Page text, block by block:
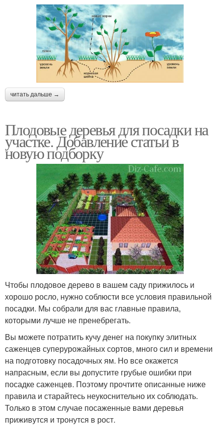
читать дальше →
Плодовые деревья для посадки на
участке. Добавление статьи в
новую подборку
Чтобы плодовое дерево в вашем саду прижилось и
хорошо росло, нужно соблюсти все условия правильной
посадки. Мы собрали для вас главные правила,
которыми лучше не пренебрегать.
Вы можете потратить кучу денег на покупку элитных
саженцев суперурожайных сортов, много сил и времени
на подготовку посадочных ям. Но все окажется
напрасным, если вы допустите грубые ошибки при
посадке саженцев. Поэтому прочтите описанные ниже
правила и старайтесь неукоснительно их соблюдать.
Только в этом случае посаженные вами деревья
приживутся и тронутся в рост.